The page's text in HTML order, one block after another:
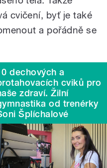
cvičení, byť je také
a pořádně se
dechových a
cviků pro
zdraví. Žilní
od trenérky
Šplíchalové